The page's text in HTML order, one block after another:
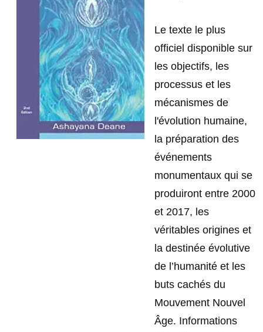
Le texte le plus
officiel disponible sur
les objectifs, les
processus et les
mécanismes de
l'évolution humaine,
la préparation des
événements
monumentaux qui se
produiront entre 2000
et 2017, les
véritables origines et
la destinée évolutive
de l’humanité et les
buts cachés du
Mouvement Nouvel
Âge. Informations